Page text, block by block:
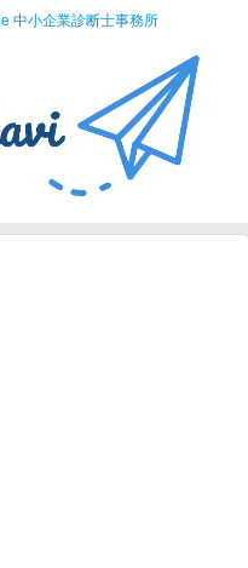
中小企業診断士事務所